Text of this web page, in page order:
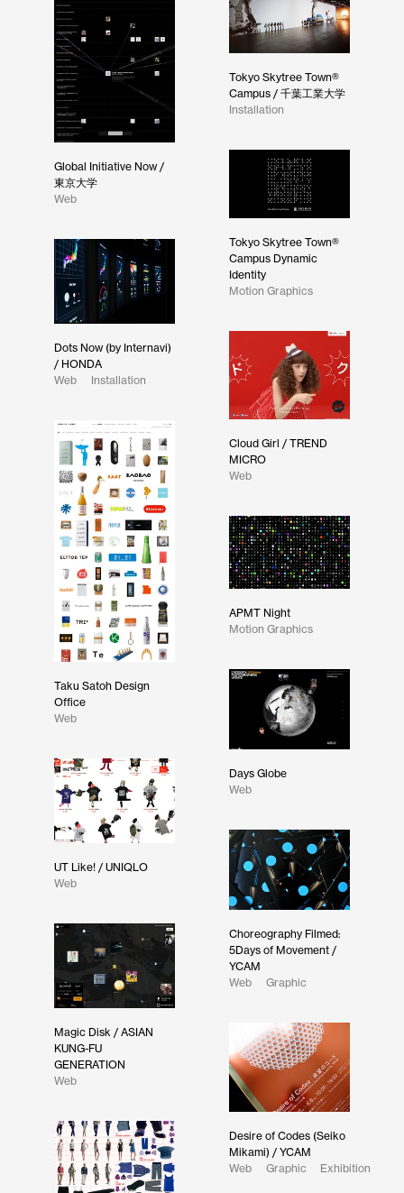
Global Initiative Now /
東京大学
Web
Tokyo Skytree Town®
Campus / 千葉工業大学
Installation
Tokyo Skytree Town®
Campus Dynamic
Identity
Motion Graphics
Dots Now (by Internavi)
/ HONDA
Web
Installation
Cloud Girl / TREND
MICRO
Web
Taku Satoh Design
Office
Web
APMT Night
Motion Graphics
Days Globe
Web
UT Like! / UNIQLO
Web
Choreography Filmed:
5Days of Movement /
YCAM
Web
Graphic
Magic Disk / ASIAN
KUNG-FU
GENERATION
Web
Desire of Codes (Seiko
Mikami) / YCAM
Web
Graphic Exhibition